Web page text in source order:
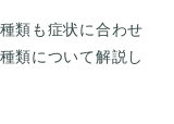
類も症状に合わせ
類について解説し